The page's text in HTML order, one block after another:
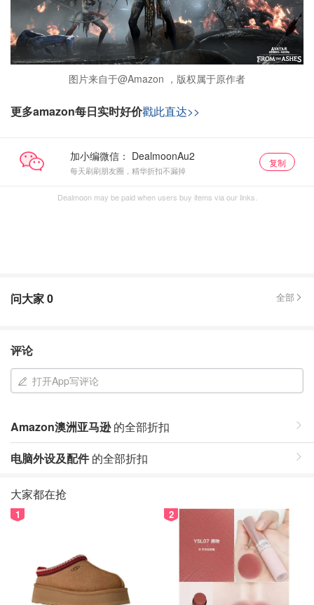
图片来自于@Amazon ，版权属于原作者
更多amazon每日实时好价戳此直达>>
加小编微信：
每天刷刷朋友圈，精华折扣不漏掉
复制
Dealmoon may be paid when users buy items via our links.
问大家0 全部
评论
打开App写评论
Amazon澳洲亚马逊的全部折扣
电脑外设及配件的全部折扣
大家都在抢
1 2